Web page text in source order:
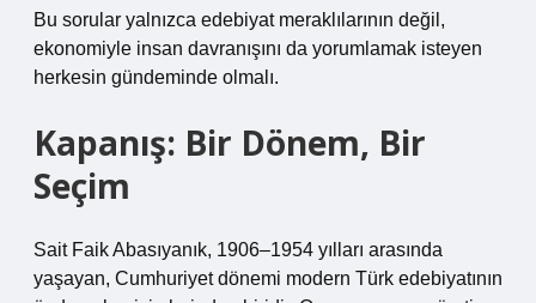
Bu sorular yalnızca edebiyat meraklılarının değil,
ekonomiyle insan davranışını da yorumlamak isteyen
herkesin gündeminde olmalı.
Kapanış: Bir Dönem, Bir
Seçim
Sait Faik Abasıyanık, 1906–1954 yılları arasında
yaşayan, Cumhuriyet dönemi modern Türk edebiyatının